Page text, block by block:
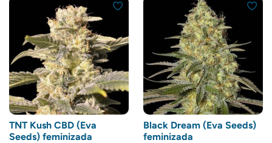
TNT Kush CBD (Eva
Seeds) feminizada
Black Dream (Eva Seeds)
feminizada